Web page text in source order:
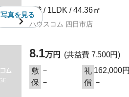
写真を見る
1階 / 1LDK / 44.36㎡
ハウスコム 四日市店
8.1万円
(共益費 7,500円)
敷 － 礼 162,000円
保 － 償 －